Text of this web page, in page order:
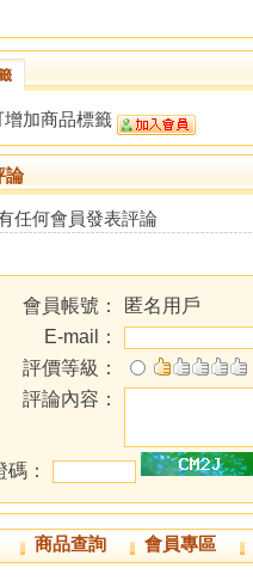
增加商品標籤
論
任何會員發表評論
會員帳號：
匿名用戶
E-mail：
評價等級：
評論內容：
碼：
商品查詢 會員專區